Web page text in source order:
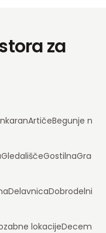
za
ArtičeBegunje na
GledališčeGostilnaGrad
DelavnicaDobrodelni
lokacije